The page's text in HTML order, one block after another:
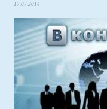
17.07.2014